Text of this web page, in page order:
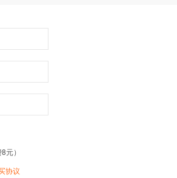
元）
协议